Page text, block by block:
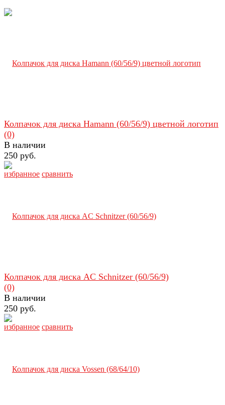
избранное сравнить
Колпачок для диска Hamann (60/56/9) цветной логотип
(0)
В наличии
250 руб.
избранное сравнить
Колпачок для диска AC Schnitzer (60/56/9)
(0)
В наличии
250 руб.